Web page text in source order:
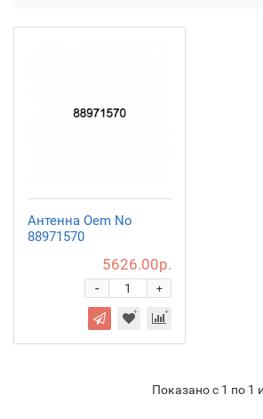
Антенна Oem No
88971570
5626.00р.
+
-
Показано с 1 по 1